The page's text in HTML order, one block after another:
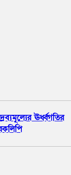
ঊর্ধ্বগতির